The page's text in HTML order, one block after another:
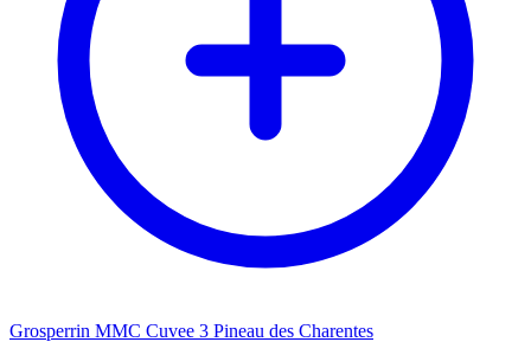
Grosperrin MMC Cuvee 3 Pineau des Charentes